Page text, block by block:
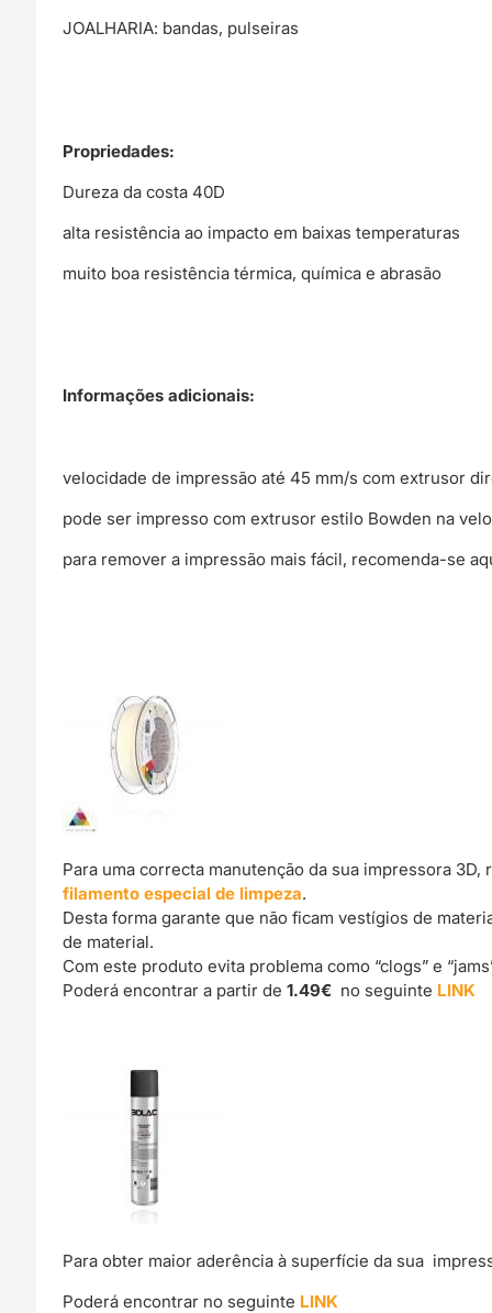
JOALHARIA: bandas, pulseiras
Propriedades:
Dureza da costa 40D
alta resistência ao impacto em baixas temperaturas
muito boa resistência térmica, química e abrasão
Informações adicionais:
velocidade de impressão até 45 mm/s com extrusor
pode ser impresso com extrusor estilo Bowden na
para remover a impressão mais fácil, recomenda-se
Para uma correcta manutenção da sua impressora
filamento especial de limpeza.
Desta forma garante que não ficam vestígios de
de material.
Com este produto evita problema como “clogs” e
Poderá encontrar a partir de1.49€ no seguinte LINK
Para obter maior aderência à superfície da sua
Poderá encontrar no seguinte LINK